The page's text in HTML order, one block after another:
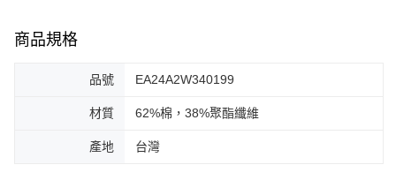
商品規格
品號 EA24A2W340199
材質 62%棉，38%聚酯纖維
產地 台灣